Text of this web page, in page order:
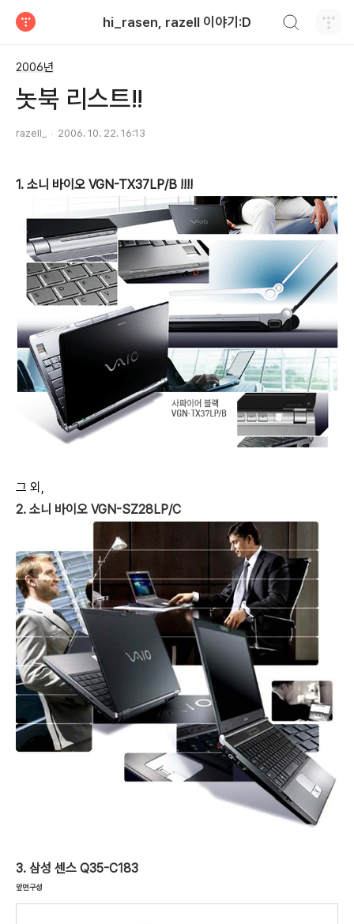
hi_rasen, razell 이야기:D
2006년
놋북 리스트!!
razell_ 2006. 10. 22. 16:13
1. 소니 바이오 VGN-TX37LP/B !!!!
그 외,
2. 소니 바이오 VGN-SZ28LP/C
3. 삼성 센스 Q35-C183